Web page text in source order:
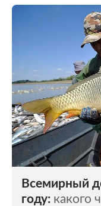
Всемирный
году: какого